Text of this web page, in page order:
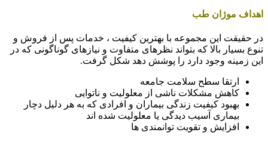
اهداف موژان طب
در حقیقت این مجموعه با بهترین کیفیت ، خدمات پس از فروش و
تنوع بسیار بالا که بتواند نظرهای متفاوت و نیازهای گوناگونی که در
این زمینه وجود دارد را پوشش دهد شکل گرفت.
ارتقا سطح سلامت جامعه
کاهش مشکلات ناشی از معلولیت و ناتوایی
بهبود کیفیت زندگی بیماران و افرادی که به هر دلیل دچار
بیماری آسیب دیدگی یا معلولیت شده اند
افزایش و تقویت توانمندی ها